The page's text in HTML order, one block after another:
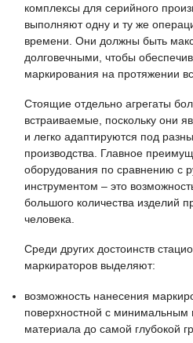
комплексы для серийного
выполняют одну и ту же
времени. Они должны быть
долговечными, чтобы
маркирования на протяжении
Стоящие отдельно агрегаты
встраиваемые, поскольку они
и легко адаптируются под
производства. Главное
оборудования по сравнению с
инструментом – это
большого количества изделий
человека.
Среди других достоинств
маркираторов выделяют:
возможность нанесения
поверхностной с минимальным
материала до самой глубокой